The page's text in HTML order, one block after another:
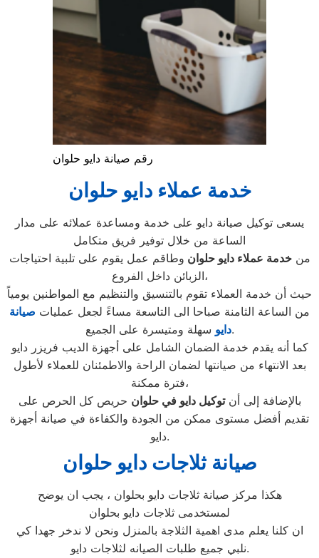
رقم صيانة دايو حلوان
خدمة عملاء دايو حلوان
يسعى توكيل صيانة دايو على خدمة ومساعدة عملائه على مدار
الساعة من خلال توفير فريق متكامل
منخدمة عملاء دايوحلوان وطاقم عمل يقوم على تلبية احتياجات
الزبائن داخل الفروع،
حيث أن خدمة العملاء تقوم بالتنسيق والتنظيم مع المواطنين يومياً
من الساعة الثامنة صباحا الى التاسعة مساءً لجعل عمليات صيانة
دايوسهلة ومتيسرة على الجميع.
كما أنه يقدم خدمة الضمان الشامل على أجهزة الديب فريزر دايو
بعد الانتهاء من صيانتها لضمان الراحة والاطمئنان للعملاء لأطول
فترة ممكنة،
بالإضافة إلى أنتوكيل دايو فيحلوان حريص كل الحرص على
تقديم أفضل مستوى ممكن من الجودة والكفاءة في صيانة أجهزة
دايو.
صيانة ثلاجات دايو حلوان
هكذا مركز صيانة ثلاجات دايو بحلوان ، يجب ان يوضح
لمستخدمى ثلاجات دايو بحلوان
ان كلنا يعلم مدى اهمية الثلاجة بالمنزل ونحن لا ندخر جهدا كي
نلبي جميع طلبات الصيانه لثلاجات دايو.